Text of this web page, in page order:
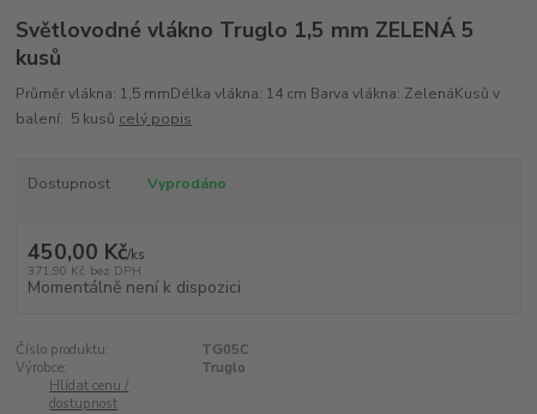
Světlovodné vlákno Truglo 1,5 mm ZELENÁ 5
kusů
Průměr vlákna: 1,5 mmDélka vlákna: 14 cm Barva vlákna: ZelenáKusů v
balení: 5 kusů celý popis
Dostupnost Vyprodáno
450,00 Kč/ks
371,90 Kč bez DPH
Momentálně není k dispozici
Číslo produktu:
TG05C
Výrobce:
Truglo
Hlídat cenu /
dostupnost